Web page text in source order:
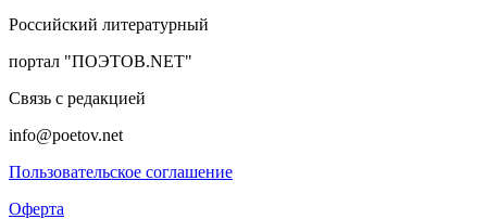
Российский литературный
портал "ПОЭТОВ.NET"
Связь с редакцией
info@poetov.net
Пользовательское соглашение
Оферта